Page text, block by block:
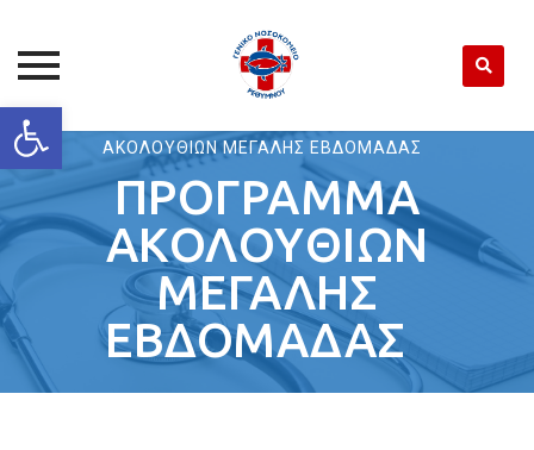
Open toolbar
Skip
to
ΑΚΟΛΟΥΘΙΩΝ ΜΕΓΑΛΗΣ ΕΒΔΟΜΑΔΑΣ
ΠΡΟΓΡΑΜΜΑ
ΑΚΟΛΟΥΘΙΩΝ
ΜΕΓΑΛΗΣ
ΕΒΔΟΜΑΔΑΣ